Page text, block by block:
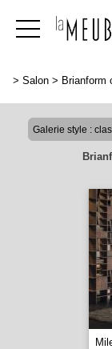
> Salon > Brianform